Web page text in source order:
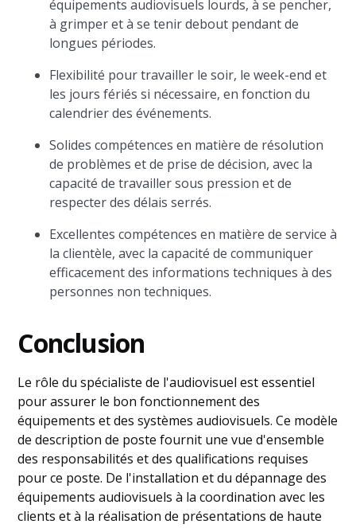
équipements audiovisuels lourds, à se pencher,
à grimper et à se tenir debout pendant de
longues périodes.
Flexibilité pour travailler le soir, le week-end et
les jours fériés si nécessaire, en fonction du
calendrier des événements.
Solides compétences en matière de résolution
de problèmes et de prise de décision, avec la
capacité de travailler sous pression et de
respecter des délais serrés.
Excellentes compétences en matière de service à
la clientèle, avec la capacité de communiquer
efficacement des informations techniques à des
personnes non techniques.
Conclusion
Le rôle du spécialiste de l'audiovisuel est essentiel
pour assurer le bon fonctionnement des
équipements et des systèmes audiovisuels. Ce modèle
de description de poste fournit une vue d'ensemble
des responsabilités et des qualifications requises
pour ce poste. De l'installation et du dépannage des
équipements audiovisuels à la coordination avec les
clients et à la réalisation de présentations de haute